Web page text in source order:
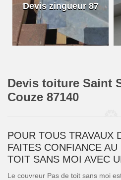
Devis zingueur 87
Devis toiture Saint
Couze 87140
POUR TOUS TRAVAUX
FAITES CONFIANCE
TOIT SANS MOI AVEC
Le couvreur Pas de toit sans moi